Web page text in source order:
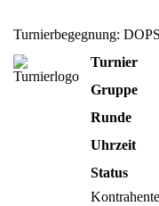
Turnierbegegnung:
Turnier
Gruppe
Runde
Uhrzeit
Status